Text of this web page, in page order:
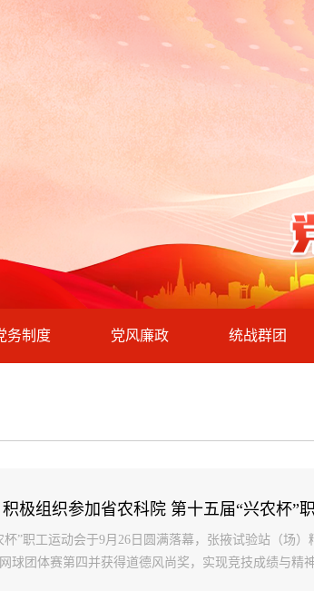
务制度 党风廉政 统战群团
极组织参加省农科院 第十五届“兴农杯”
杯”职工运动会于9月26日圆满落幕，张掖试验站（场
球团体赛第四并获得道德风尚奖，实现竞技成绩与精